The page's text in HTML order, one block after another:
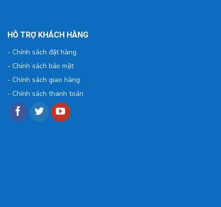
HỖ TRỢ KHÁCH HÀNG
- Chính sách đặt hàng
- Chính sách bảo mật
- Chính sách giao hàng
- Chính sách thanh toán